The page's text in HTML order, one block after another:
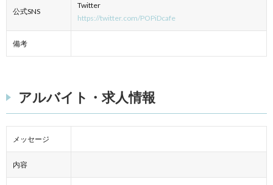
公式SNS
Twitter
https://twitter.com/POPiDcafe
備考
アルバイト・求人情報
メッセージ
内容